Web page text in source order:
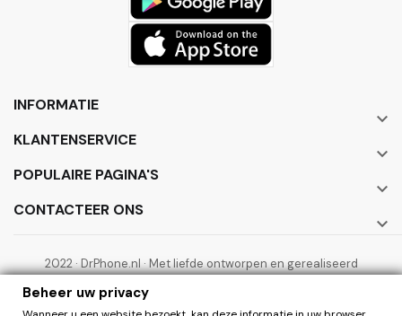
INFORMATIE

KLANTENSERVICE

POPULAIRE PAGINA'S

CONTACTEER ONS

2022 · DrPhone.nl · Met liefde ontworpen en gerealiseerd
Beheer uw privacy